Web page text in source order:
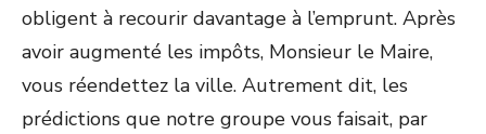
obligent à recourir davantage à l’emprunt. Après
avoir augmenté les impôts, Monsieur le Maire,
vous réendettez la ville. Autrement dit, les
prédictions que notre groupe vous faisait, par